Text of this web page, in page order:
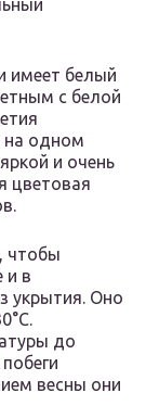
имеет белый
с белой
на одном
и очень
цветовая
чтобы
и в
укрытия. Оно
до
весны они